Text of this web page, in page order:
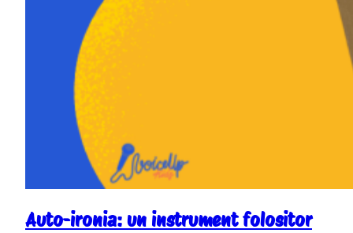
Auto-ironia: un instrument folositor